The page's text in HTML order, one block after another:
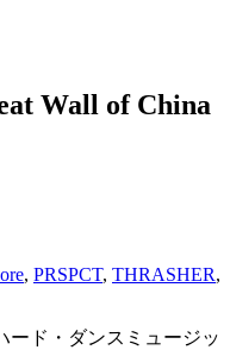
Wall of China
, PRSPCT, THRASHER,
ード・ダンスミュージッ